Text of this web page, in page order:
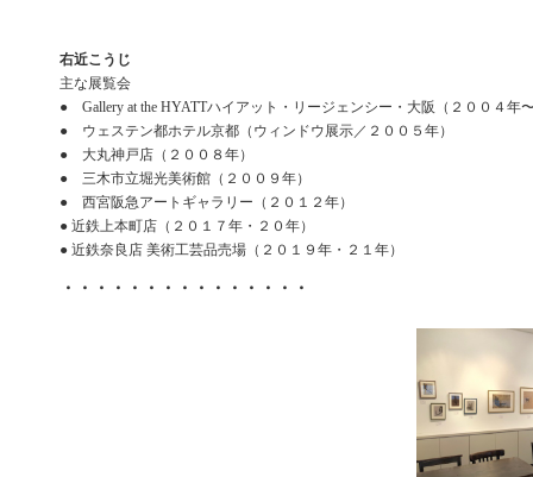
右近こうじ
主な展覧会
● Gallery at the HYATTハイアット・リージェンシー・大阪（２００４年
● ウェステン都ホテル京都（ウィンドウ展示／２００５年）
● 大丸神戸店（２００８年）
● 三木市立堀光美術館（２００９年）
● 西宮阪急アートギャラリー（２０１２年）
● 近鉄上本町店（２０１７年・２０年）
● 近鉄奈良店 美術工芸品売場（２０１９年・２１年）
・・・・・・・・・・・・・・・